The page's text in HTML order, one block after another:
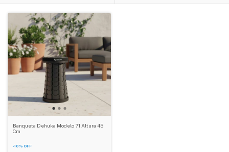
Banqueta Dehuka Modelo 71 Altura 45
Cm
-10% OFF